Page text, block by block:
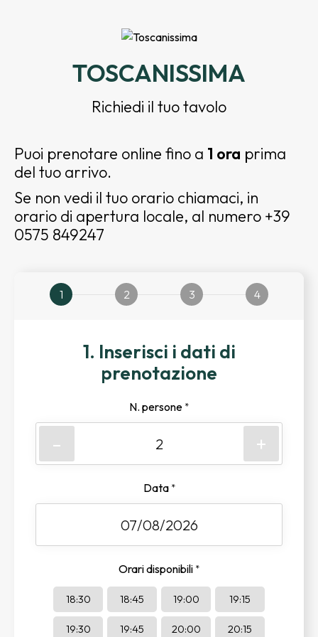
TOSCANISSIMA
Richiedi il tuo tavolo
Puoi prenotare online fino a 1 ora prima
del tuo arrivo.
Se non vedi il tuo orario chiamaci, in
orario di apertura locale, al numero +39
0575 849247
1 2 3 4
1. Inserisci i dati di
prenotazione
N. persone *
- +
Data *
Orari disponibili *
18:30 18:45 19:00 19:15
19:30 19:45 20:00 20:15